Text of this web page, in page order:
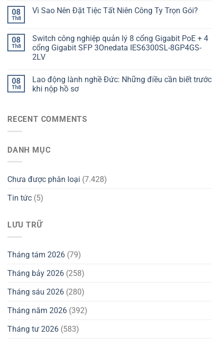
08
Th8
Vì Sao Nên Đặt Tiệc Tất Niên Công Ty Trọn Gói?
08
Th8
Switch công nghiệp quản lý 8 cổng Gigabit PoE + 4
cổng Gigabit SFP 3Onedata IES6300SL-8GP4GS-
2LV
08
Th8
Lao động lành nghề Đức: Những điều cần biết trước
khi nộp hồ sơ
RECENT COMMENTS
DANH MỤC
Chưa được phân loại (7.428)
Tin tức (5)
LƯU TRỮ
Tháng tám 2026 (79)
Tháng bảy 2026 (258)
Tháng sáu 2026 (280)
Tháng năm 2026 (392)
Tháng tư 2026 (583)